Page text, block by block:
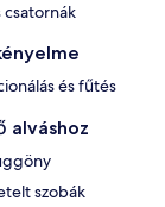
és fűtés
alváshoz
szobák